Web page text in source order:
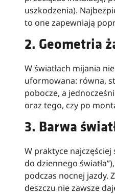
uszkodzenia).
to one zapewniają
2. Geometria
W światłach mijania
uformowana: równa,
pobocze, a
oraz tego, czy po
3. Barwa
W praktyce
do dziennego
podczas nocnej jazdy.
deszczu nie zawsze